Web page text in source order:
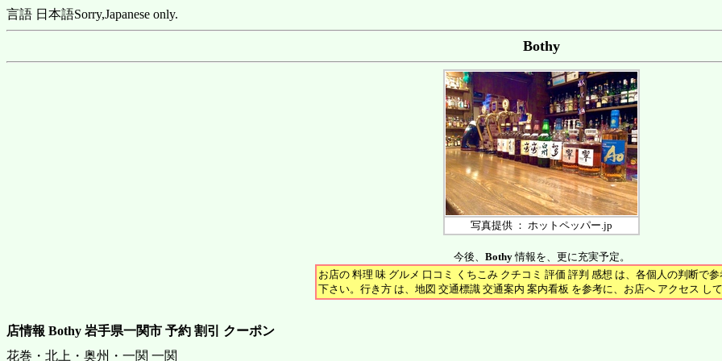
言語 日本語Sorry,Japanese only.
Bothy
写真提供 ： ホットペッパー.jp
今後、 Bothy情報を、更に充実予定。
お店の 料理 味 グルメ 口コミ くちこみ クチコミ 評価 評判 感想 は、各個人の判断で
下さい。行き方 は、地図 交通標識 交通案内 案内看板 を参考に、お店へ アクセス して
店情報 Bothy 岩手県一関市 予約 割引 クーポン
花巻・北上・奥州・一関 一関